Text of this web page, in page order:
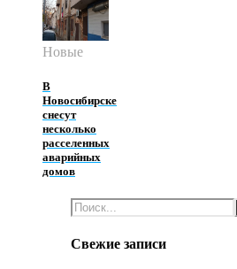
Новые
В
Новосибирске
снесут
несколько
расселенных
аварийных
домов
Свежие записи